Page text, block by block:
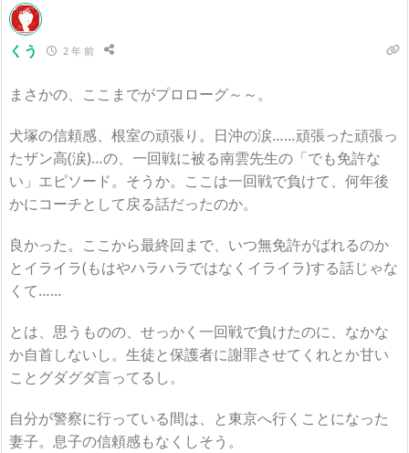
くう 2 年 前
まさかの、ここまでがプロローグ～～。
犬塚の信頼感、根室の頑張り。日沖の涙……頑張った頑張っ
たザン高(涙)…の、一回戦に被る南雲先生の「でも免許な
い」エピソード。そうか。ここは一回戦で負けて、何年後
かにコーチとして戻る話だったのか。
良かった。ここから最終回まで、いつ無免許がばれるのか
とイライラ(もはやハラハラではなくイライラ)する話じゃな
くて……
とは、思うものの、せっかく一回戦で負けたのに、なかな
か自首しないし。生徒と保護者に謝罪させてくれとか甘い
ことグダグダ言ってるし。
自分が警察に行っている間は、と東京へ行くことになった
妻子。息子の信頼感もなくしそう。